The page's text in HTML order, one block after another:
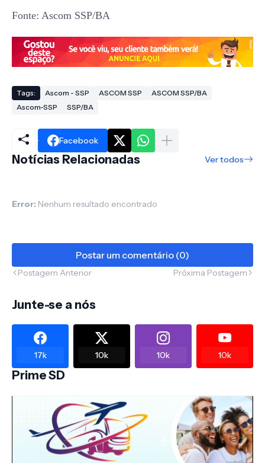
Fonte: Ascom SSP/BA
Tags: Ascom - SSP ASCOM SSP
ASCOM SSP/BA
Ascom-SSP
SSP/BA
Facebook
Notícias Relacionadas Ver todos
Error: Nenhum resultado encontrado
Postar um comentário (0)
Postagem Anterior Próxima Postagem
Junte-se a nós
17k 10k 10k 10k
Prime SD